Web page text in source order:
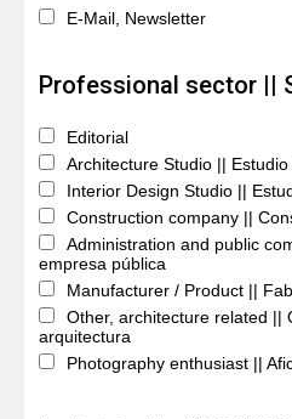
E-Mail, Newsletter
Professional sector ||
Editorial
Architecture Studio ||
Interior Design Studio ||
Construction company ||
Administration and public
empresa pública
Manufacturer / Product ||
Other, architecture related ||
arquitectura
Photography enthusiast ||